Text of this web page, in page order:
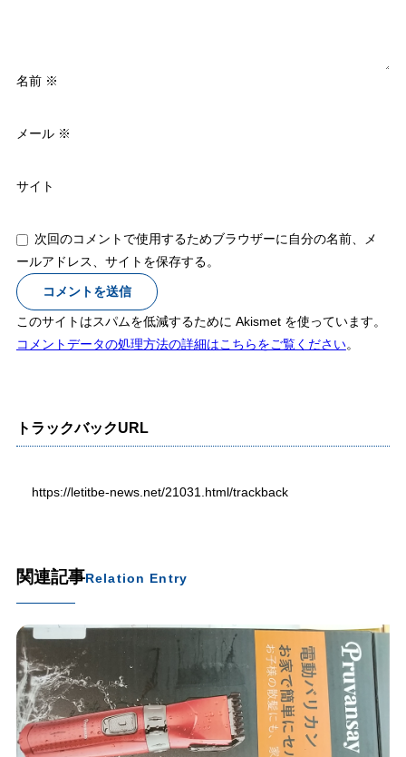
名前 ※
メール ※
サイト
次回のコメントで使用するためブラウザーに自分の名前、メ
ールアドレス、サイトを保存する。
このサイトはスパムを低減するために Akismet を使っています。
コメントデータの処理方法の詳細はこちらをご覧ください。
トラックバックURL
https://letitbe-news.net/21031.html/trackback
関連記事Relation Entry